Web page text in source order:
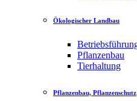
Ökologischer Landbau
Pflanzenbau
Tierhaltung
Pflanzenbau, Pflanzenschutz